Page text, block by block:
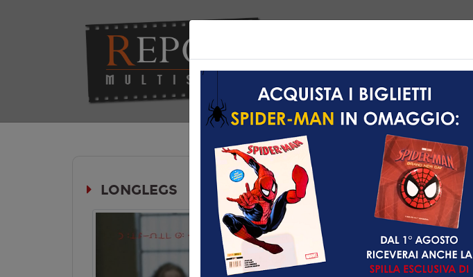
Home | Biglietteria Prossimamente
LONGLEGS
VM 14 ANNI
Durata: 101 min